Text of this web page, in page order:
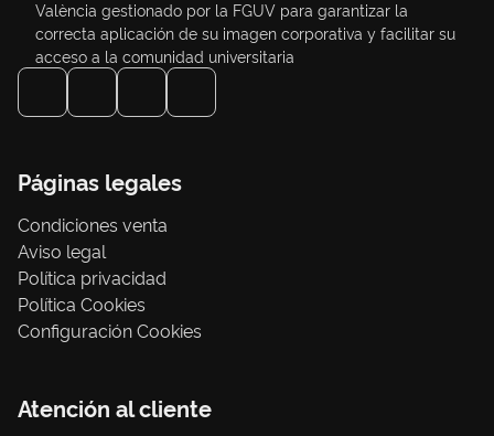
València gestionado por la FGUV para garantizar la
correcta aplicación de su imagen corporativa y facilitar su
acceso a la comunidad universitaria
Páginas legales
Condiciones venta
Aviso legal
Política privacidad
Política Cookies
Configuración Cookies
Atención al cliente